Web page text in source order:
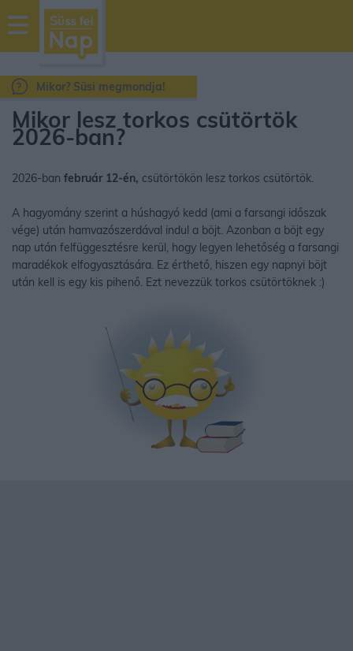
sussfelnap.hu
időjárás
Mikor? Süsi megmondja!
Mikor lesz torkos csütörtök
2026-ban?
2026-ban február 12-én, csütörtökön lesz torkos csütörtök.
A hagyomány szerint a húshagyó kedd (ami a farsangi időszak
vége) után hamvazószerdával indul a böjt. Azonban a böjt egy
nap után felfüggesztésre kerül, hogy legyen lehetőség a farsangi
maradékok elfogyasztására. Ez érthető, hiszen egy napnyi böjt
után kell is egy kis pihenő. Ezt nevezzük torkos csütörtöknek :)